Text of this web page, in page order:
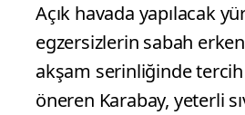
Açık havada yapılacak
egzersizlerin sabah
akşam serinliğinde
öneren Karabay, yeterli